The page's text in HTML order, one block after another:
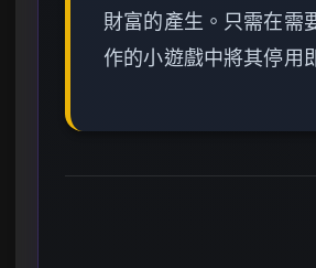
財富的產生。只需在需
作的小遊戲中將其停用